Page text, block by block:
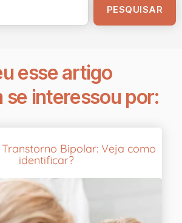
esse artigo
se interessou por:
Bipolar: Veja como
identificar?